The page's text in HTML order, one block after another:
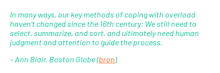
In many ways, our key methods of coping with overload
haven’t changed since the 16th century: We still need to
select, summarize, and sort, and ultimately need human
judgment and attention to guide the process.
– Ann Blair, Boston Globe (bron)